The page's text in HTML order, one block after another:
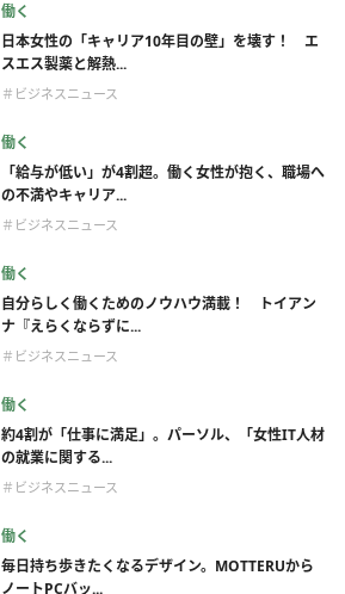
働く
日本女性の「キャリア10年目の壁」を壊す！ エ
スエス製薬と解熱...
＃ビジネスニュース
働く
「給与が低い」が4割超。働く女性が抱く、職場へ
の不満やキャリア...
＃ビジネスニュース
働く
自分らしく働くためのノウハウ満載！ トイアン
ナ『えらくならずに...
＃ビジネスニュース
働く
約4割が「仕事に満足」。パーソル、「女性IT人材
の就業に関する...
＃ビジネスニュース
働く
毎日持ち歩きたくなるデザイン。MOTTERUから
ノートPCバッ...